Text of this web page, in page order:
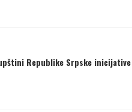
Republike Srpske inicijative